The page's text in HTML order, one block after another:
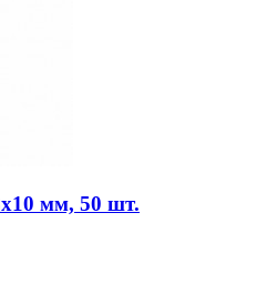
мм, 50 шт.